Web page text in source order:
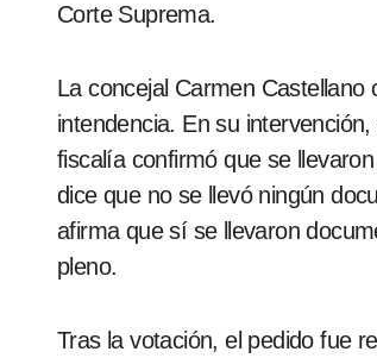
Corte Suprema.
La concejal Carmen
intendencia. En su
fiscalía confirmó que se
dice que no se llevó ningún
afirma que sí se llevaron
pleno.
Tras la votación, el pedido fue